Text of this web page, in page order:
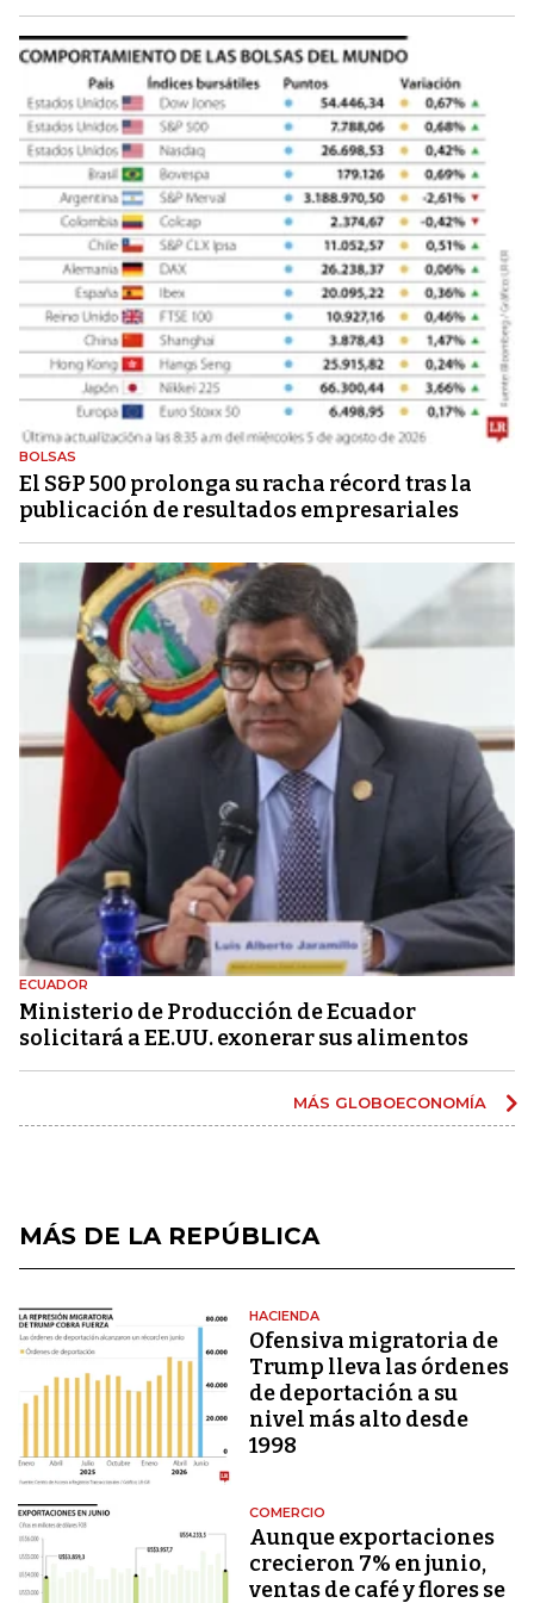
BOLSAS
El S&P 500 prolonga su racha récord tras la
publicación de resultados empresariales
ECUADOR
Ministerio de Producción de Ecuador
solicitará a EE.UU. exonerar sus alimentos
MÁS GLOBOECONOMÍA
MÁS DE LA REPÚBLICA
HACIENDA
Ofensiva migratoria de
Trump lleva las órdenes
de deportación a su
nivel más alto desde
1998
COMERCIO
Aunque exportaciones
crecieron 7% en junio,
ventas de café y flores se